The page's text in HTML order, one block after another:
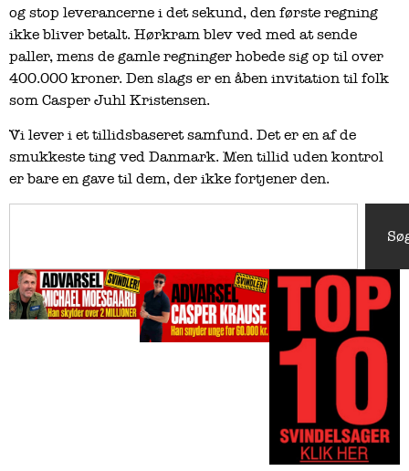
og stop leverancerne i det sekund, den første regning
ikke bliver betalt. Hørkram blev ved med at sende
paller, mens de gamle regninger hobede sig op til over
400.000 kroner. Den slags er en åben invitation til folk
som Casper Juhl Kristensen.
Vi lever i et tillidsbaseret samfund. Det er en af de
smukkeste ting ved Danmark. Men tillid uden kontrol
er bare en gave til dem, der ikke fortjener den.